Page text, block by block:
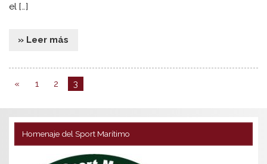
el […]
» Leer más
« 1 2 3
Homenaje del Sport Marítimo